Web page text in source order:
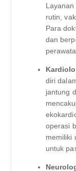
rutin,
Para
dan
diri
jantung
operasi
memiliki
untuk